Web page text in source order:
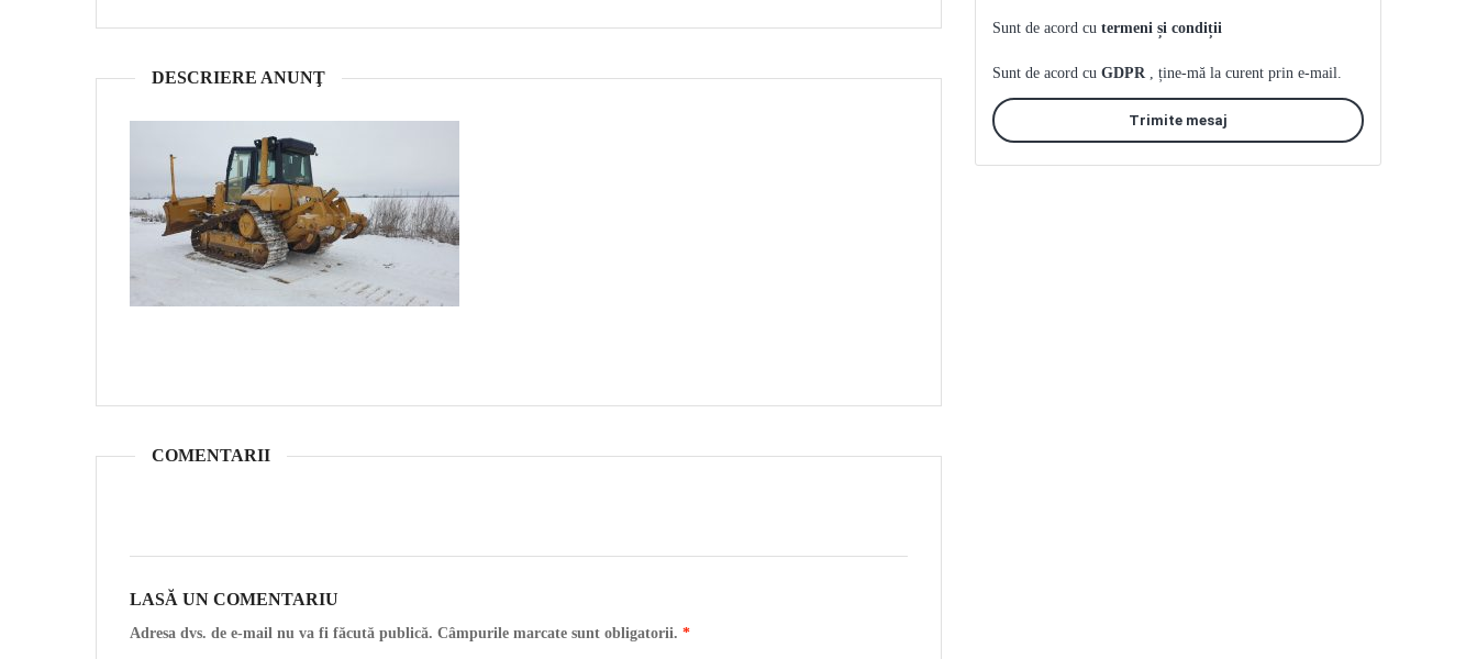
DESCRIERE ANUNŢ
COMENTARII
LASĂ UN COMENTARIU
Adresa dvs. de e-mail nu va fi făcută publică. Câmpurile marcate sunt obligatorii. *
Sunt de acord cu termeni și condiții
Sunt de acord cu GDPR , ține-mă la curent prin e-mail.
Trimite mesaj